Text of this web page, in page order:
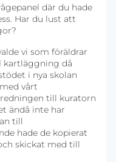
där du hade
Har du lust att
vi som föräldrar
kartläggning då
i nya skolan
vårt
till kuratorn
ändå inte har
till
hade de kopierat
skickat med till